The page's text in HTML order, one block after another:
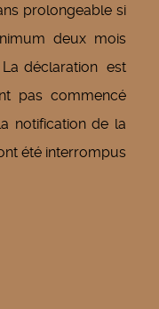
prolongeable si
deux mois
La déclaration est
pas commencé
notification de la
été interrompus